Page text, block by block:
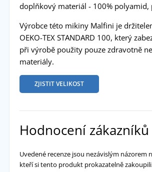
doplňkový materiál - 100% polyamid,
Výrobce této mikiny Malfini je
OEKO-TEX STANDARD 100, který
při výrobě použity pouze zdravotně
materiály.
ZJISTIT VELIKOST
Hodnocení zákazníků
Uvedené recenze jsou nezávislým názorem
kteří si tento produkt prokazatelně